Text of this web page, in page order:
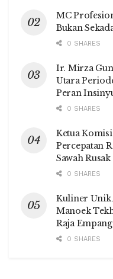
MC
Bukan
0 SHARES
Ir. Mirza
Utara
Peran
0 SHARES
Ketua
Percepatan
Sawah
0 SHARES
Kuliner Unik
Manoek
Raja
0 SHARES